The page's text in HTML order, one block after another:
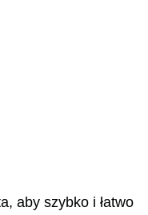
aby szybko i łatwo